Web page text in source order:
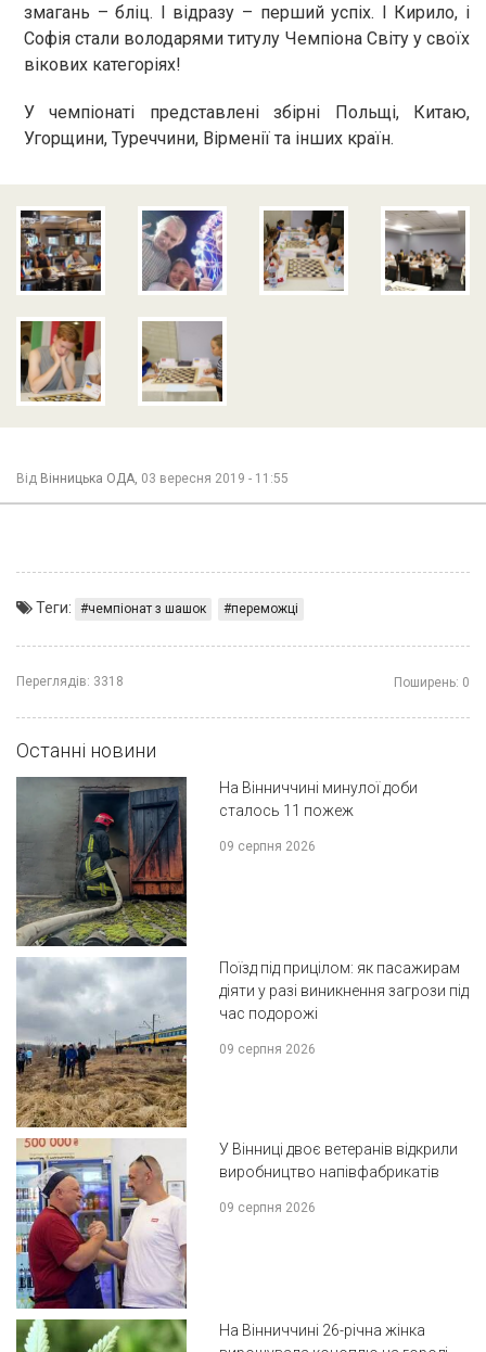
змагань – бліц. І відразу – перший успіх. І Кирило, і
Софія стали володарями титулу Чемпіона Світу у своїх
вікових категоріях!
У чемпіонаті представлені збірні Польщі, Китаю,
Угорщини, Туреччини, Вірменії та інших країн.
Від Вінницька ОДА, 03 вересня 2019 - 11:55
Теги: чемпіонат з шашок переможці
Переглядів: 3318 Поширень: 0
Останні новини
На Вінниччині минулої доби
сталось 11 пожеж
09 серпня 2026
Поїзд під прицілом: як пасажирам
діяти у разі виникнення загрози під
час подорожі
09 серпня 2026
У Вінниці двоє ветеранів відкрили
виробництво напівфабрикатів
09 серпня 2026
На Вінниччині 26-річна жінка